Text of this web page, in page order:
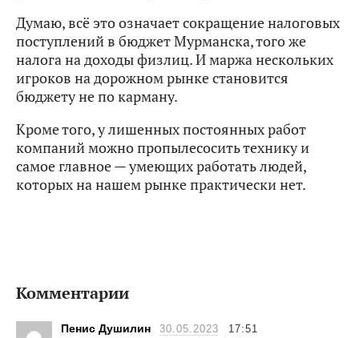
Думаю, всё это означает сокращение налоговых
поступлений в бюджет Мурманска, того же
налога на доходы физлиц. И маржа нескольких
игроков на дорожном рынке становится
бюджету не по карману.
Кроме того, у лишенных постоянных работ
компаний можно пропылесосить технику и
самое главное — умеющих работать людей,
которых на нашем рынке практически нет.
Комментарии
Пенис Душилин 30.05.2023 17:51